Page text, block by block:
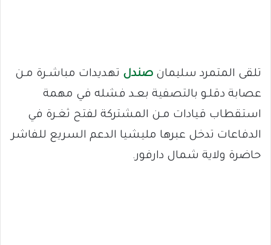
تلقى المتمرد سليمان صندل تهديدات مباشـرة مـن
عصابة دقلـو بالتصفية بعـد فشله في مهمة
استقطاب قيادات مـن المشتركة لفتح ثغـرة في
الدفاعات تدخل عبرها مليشيا الدعم السريع للفاشر
حاضرة ولاية شمال دارفور.